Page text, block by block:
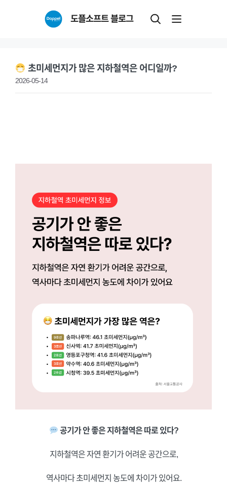
도플소프트 블로그
초미세먼지가 많은 지하철역은 어디일까?
2026-05-14
공기가 안 좋은 지하철역은 따로 있다?
지하철역은 자연 환기가 어려운 공간으로,
역사마다 초미세먼지 농도에 차이가 있어요.